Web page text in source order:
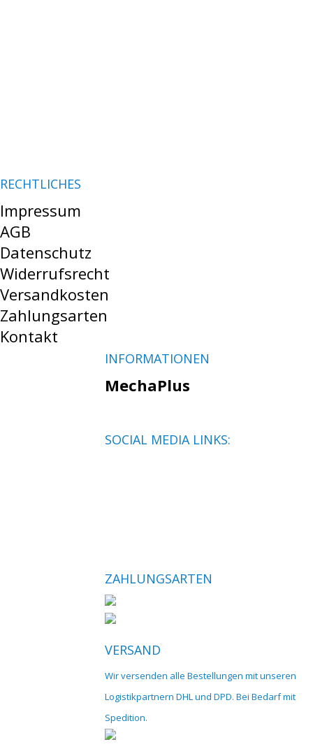
RECHTLICHES
Impressum
AGB
Datenschutz
Widerrufsrecht
Versandkosten
Zahlungsarten
Kontakt
INFORMATIONEN
MechaPlus
SOCIAL MEDIA LINKS:
ZAHLUNGSARTEN
VERSAND
Wir versenden alle Bestellungen mit unseren
Logistikpartnern DHL und DPD. Bei Bedarf mit
Spedition.